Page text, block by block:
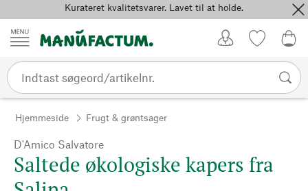
Spring til indholdKurateret kvalitetsvarer. Lavet til at holde.
Hjemmeside Frugt & grøntsager
D'Amico Salvatore
Saltede økologiske kapers fra